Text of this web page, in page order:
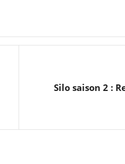
Silo saison 2 :